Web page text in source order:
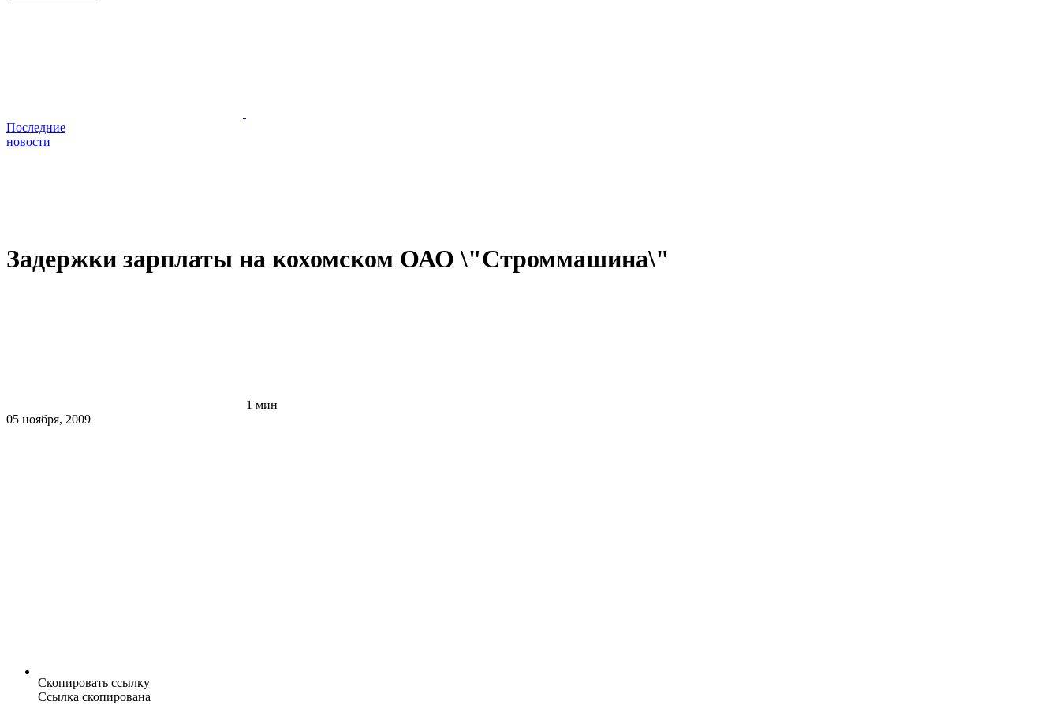
Последние
новости
Задержки зарплаты на кохомском ОАО \"Строммашина\"
1 мин
05 ноября, 2009
Скопировать ссылку
Ссылка скопирована